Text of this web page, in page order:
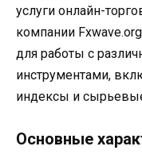
услуги онлайн-
компании
для работы с
инструментами,
индексы и
Основные